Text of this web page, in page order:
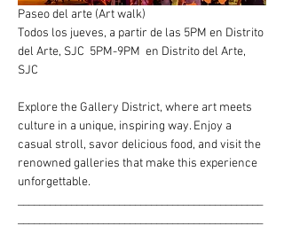
Paseo del arte (Art walk)
Todos los jueves, a partir de las 5PM en Distrito
del Arte, SJC  5PM-9PM  en Distrito del Arte,
SJC
Explore the Gallery District, where art meets
culture in a unique, inspiring way. Enjoy a
casual stroll, savor delicious food, and visit the
renowned galleries that make this experience
unforgettable.